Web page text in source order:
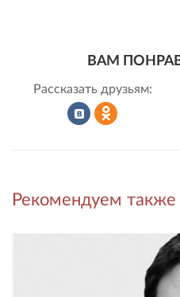
ВАМ
Рассказать друзьям:
во в
Рекомендуем также